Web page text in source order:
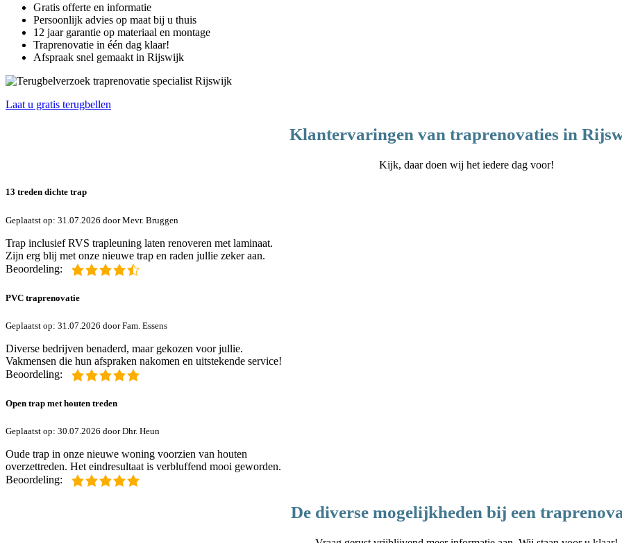
Gratis offerte en informatie
Persoonlijk advies op maat bij u thuis
12 jaar garantie op materiaal en montage
Traprenovatie in één dag klaar!
Afspraak snel gemaakt in Rijswijk
Laat u gratis terugbellen
Klantervaringen van traprenovaties in
Kijk, daar doen wij het iedere dag voor!
13 treden dichte trap
Geplaatst op: 31.07.2026 door Mevr. Bruggen
Trap inclusief RVS trapleuning laten renoveren met laminaat.
Zijn erg blij met onze nieuwe trap en raden jullie zeker aan.
Beoordeling:
PVC traprenovatie
Geplaatst op: 31.07.2026 door Fam. Essens
Diverse bedrijven benaderd, maar gekozen voor jullie.
Vakmensen die hun afspraken nakomen en uitstekende service!
Beoordeling:
Open trap met houten treden
Geplaatst op: 30.07.2026 door Dhr. Heun
Oude trap in onze nieuwe woning voorzien van houten
overzettreden. Het eindresultaat is verbluffend mooi geworden.
Beoordeling:
De diverse mogelijkheden bij een